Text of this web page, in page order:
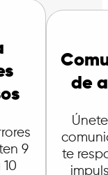
9
de
te